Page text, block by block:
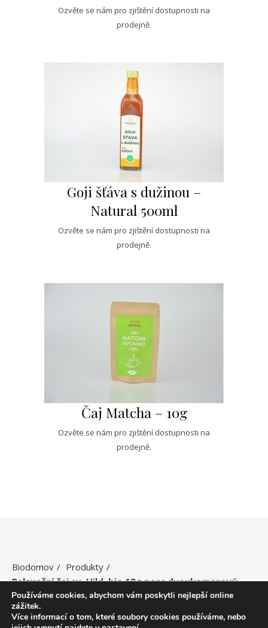
Ozvěte se nám pro zjištění dostupnosti na
prodejně.
Goji šťáva s dužinou –
Natural 500ml
Ozvěte se nám pro zjištění dostupnosti na
prodejně.
Čaj Matcha – 10g
Ozvěte se nám pro zjištění dostupnosti na
prodejně.
Biodomov
Produkty
Relaxační čaj sv. Hild. bio 18g porc.dvoukomorový
Používáme cookies, abychom vám poskytli nejlepší online
zážitek.
Více informací o tom, které soubory cookies používáme, nebo